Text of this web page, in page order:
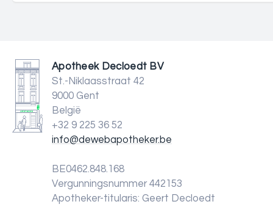
Apotheek Decloedt BV
St.-Niklaasstraat 42
9000 Gent
België
+32 9 225 36 52
info@dewebapotheker.be
BE0462.848.168
Vergunningsnummer 442153
Apotheker-titularis: Geert Decloedt